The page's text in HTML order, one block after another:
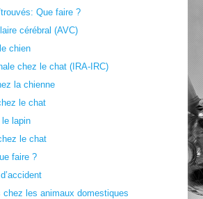
Que faire ?
cérébral (AVC)
chien
chez le chat (IRA-IRC)
la chienne
le chat
le lapin
le chat
faire ?
chez les animaux domestiques